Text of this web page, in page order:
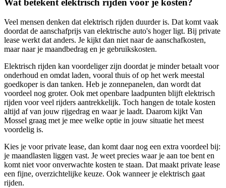
Wat betekent elektrisch rijden voor je kosten?
Veel mensen denken dat elektrisch rijden duurder is. Dat komt vaak
doordat de aanschafprijs van elektrische auto's hoger ligt. Bij private
lease werkt dat anders. Je kijkt dan niet naar de aanschafkosten,
maar naar je maandbedrag en je gebruikskosten.
Elektrisch rijden kan voordeliger zijn doordat je minder betaalt voor
onderhoud en omdat laden, vooral thuis of op het werk meestal
goedkoper is dan tanken. Heb je zonnepanelen, dan wordt dat
voordeel nog groter. Ook met openbare laadpunten blijft elektrisch
rijden voor veel rijders aantrekkelijk. Toch hangen de totale kosten
altijd af van jouw rijgedrag en waar je laadt. Daarom kijkt Van
Mossel graag met je mee welke optie in jouw situatie het meest
voordelig is.
Kies je voor private lease, dan komt daar nog een extra voordeel bij:
je maandlasten liggen vast. Je weet precies waar je aan toe bent en
komt niet voor onverwachte kosten te staan. Dat maakt private lease
een fijne, overzichtelijke keuze. Ook wanneer je elektrisch gaat
rijden.